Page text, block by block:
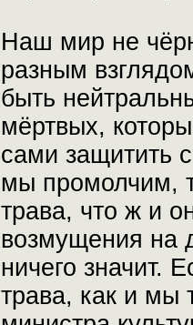
Наш мир не
разным
быть
мёртвых,
сами защитить
мы промолчим,
трава, что ж и
возмущения на
ничего значит.
трава, как и мы